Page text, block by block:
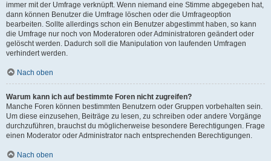
immer mit der Umfrage verknüpft. Wenn niemand eine Stimme abgegeben hat,
dann können Benutzer die Umfrage löschen oder die Umfrageoption
bearbeiten. Sollte allerdings schon ein Benutzer abgestimmt haben, so kann
die Umfrage nur noch von Moderatoren oder Administratoren geändert oder
gelöscht werden. Dadurch soll die Manipulation von laufenden Umfragen
verhindert werden.
Nach oben
Warum kann ich auf bestimmte Foren nicht zugreifen?
Manche Foren können bestimmten Benutzern oder Gruppen vorbehalten sein.
Um diese einzusehen, Beiträge zu lesen, zu schreiben oder andere Vorgänge
durchzuführen, brauchst du möglicherweise besondere Berechtigungen. Frage
einen Moderator oder Administrator nach entsprechenden Berechtigungen.
Nach oben